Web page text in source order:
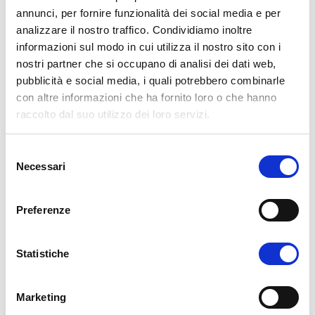
annunci, per fornire funzionalità dei social media e per
analizzare il nostro traffico. Condividiamo inoltre
informazioni sul modo in cui utilizza il nostro sito con i
nostri partner che si occupano di analisi dei dati web,
pubblicità e social media, i quali potrebbero combinarle
con altre informazioni che ha fornito loro o che hanno
raccolto dal suo utilizzo dei loro servizi.
Necessari
Preferenze
Statistiche
Marketing
OrientaMENTI 2017/2018: Liceo
Epifanio Ferdinando di Brindisi
READ MORE